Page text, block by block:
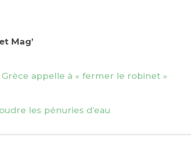
Mag’
Grèce appelle à « fermer le robinet »
les pénuries d’eau